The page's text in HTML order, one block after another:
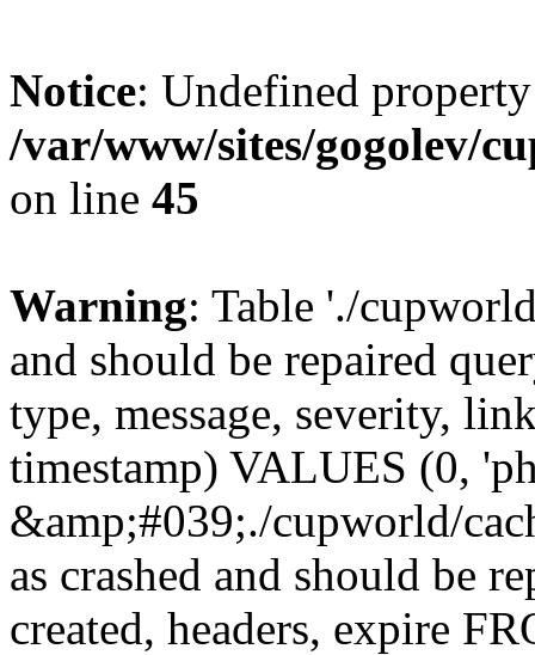
Notice: Undefined
/var/www/sites/gogolev/
on line 45
Warning: Table './
and should be repaired
type, message, severity,
timestamp) VALUES (0,
&amp;#039;./cupworld/
as crashed and should be
created, headers, expire